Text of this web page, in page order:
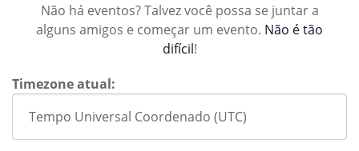
Não há eventos? Talvez você possa se juntar a
alguns amigos e começar um evento. Não é tão
difícil!
Timezone atual: